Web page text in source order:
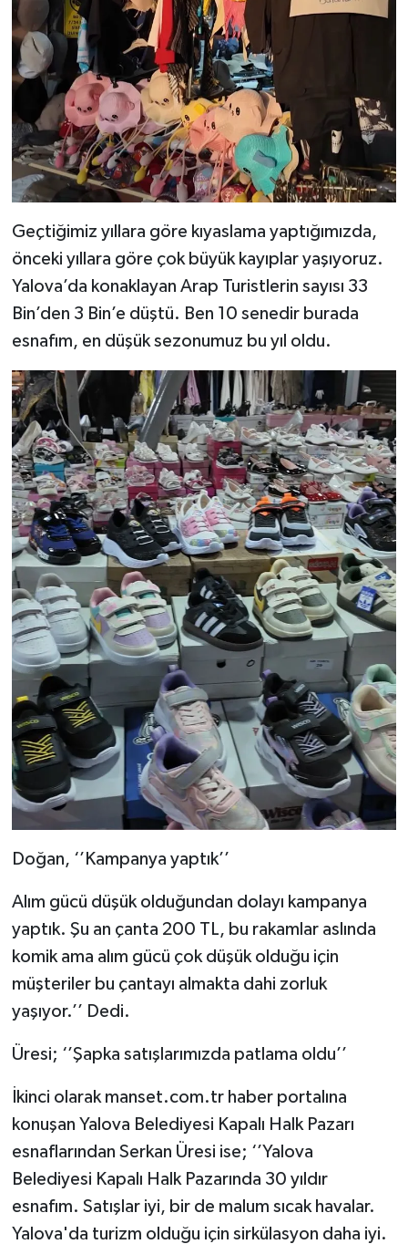
Geçtiğimiz yıllara göre kıyaslama yaptığımızda,
önceki yıllara göre çok büyük kayıplar yaşıyoruz.
Yalova’da konaklayan Arap Turistlerin sayısı 33
Bin’den 3 Bin’e düştü. Ben 10 senedir burada
esnafım, en düşük sezonumuz bu yıl oldu.
Doğan, ‘’Kampanya yaptık’’
Alım gücü düşük olduğundan dolayı kampanya
yaptık. Şu an çanta 200 TL, bu rakamlar aslında
komik ama alım gücü çok düşük olduğu için
müşteriler bu çantayı almakta dahi zorluk
yaşıyor.’’ Dedi.
Üresi; ‘’Şapka satışlarımızda patlama oldu’’
İkinci olarak manset.com.tr haber portalına
konuşan Yalova Belediyesi Kapalı Halk Pazarı
esnaflarından Serkan Üresi ise; ‘’Yalova
Belediyesi Kapalı Halk Pazarında 30 yıldır
esnafım. Satışlar iyi, bir de malum sıcak havalar.
Yalova'da turizm olduğu için sirkülasyon daha iyi.